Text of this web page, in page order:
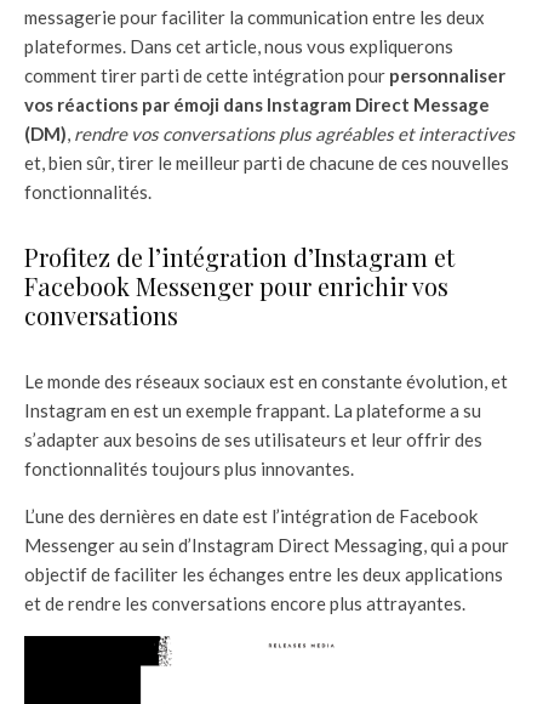
messagerie pour faciliter la communication entre les deux
plateformes. Dans cet article, nous vous expliquerons
comment tirer parti de cette intégration pour personnaliser
vos réactions par émoji dans Instagram Direct Message
(DM), rendre vos conversations plus agréables et interactives
et, bien sûr, tirer le meilleur parti de chacune de ces nouvelles
fonctionnalités.
Profitez de l’intégration d’Instagram et
Facebook Messenger pour enrichir vos
conversations
Le monde des réseaux sociaux est en constante évolution, et
Instagram en est un exemple frappant. La plateforme a su
s’adapter aux besoins de ses utilisateurs et leur offrir des
fonctionnalités toujours plus innovantes.
L’une des dernières en date est l’intégration de Facebook
Messenger au sein d’Instagram Direct Messaging, qui a pour
objectif de faciliter les échanges entre les deux applications
et de rendre les conversations encore plus attrayantes.